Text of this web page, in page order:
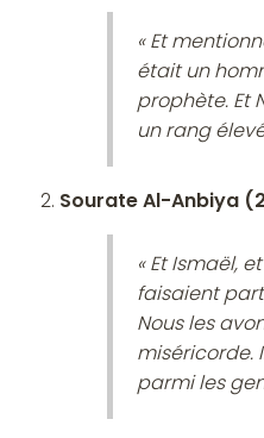
« Et
était un
prophète. Et
un rang
Sourate Al-Anbiya
« Et Ismaël,
faisaient
Nous les
miséricorde.
parmi les